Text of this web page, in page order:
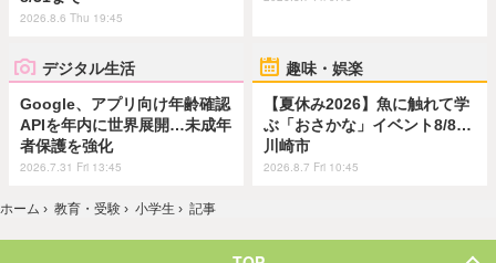
2026.8.6 Thu 19:45
デジタル生活
Google、アプリ向け年齢確認
APIを年内に世界展開…未成年
者保護を強化
2026.7.31 Fri 13:45
趣味・娯楽
【夏休み2026】魚に触れて学
ぶ「おさかな」イベント8/8…
川崎市
2026.8.7 Fri 10:45
ホーム › 教育・受験 › 小学生 › 記事